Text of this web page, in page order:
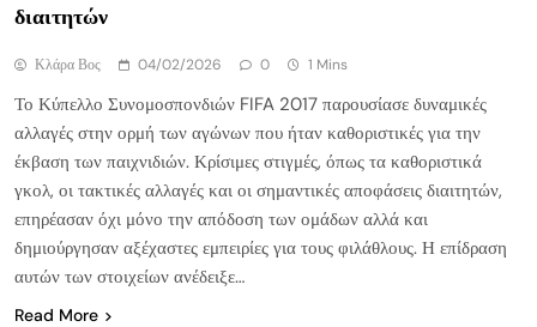
διαιτητών
Κλάρα Βος 04/02/2026 0 1 Mins
Το Κύπελλο Συνομοσπονδιών FIFA 2017 παρουσίασε δυναμικές
αλλαγές στην ορμή των αγώνων που ήταν καθοριστικές για την
έκβαση των παιχνιδιών. Κρίσιμες στιγμές, όπως τα καθοριστικά
γκολ, οι τακτικές αλλαγές και οι σημαντικές αποφάσεις διαιτητών,
επηρέασαν όχι μόνο την απόδοση των ομάδων αλλά και
δημιούργησαν αξέχαστες εμπειρίες για τους φιλάθλους. Η επίδραση
αυτών των στοιχείων ανέδειξε…
Read More